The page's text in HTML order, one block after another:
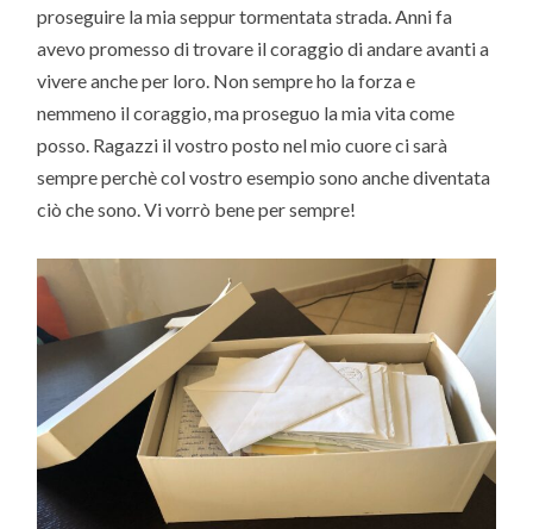
proseguire la mia seppur tormentata strada. Anni fa
avevo promesso di trovare il coraggio di andare avanti a
vivere anche per loro. Non sempre ho la forza e
nemmeno il coraggio, ma proseguo la mia vita come
posso. Ragazzi il vostro posto nel mio cuore ci sarà
sempre perchè col vostro esempio sono anche diventata
ciò che sono. Vi vorrò bene per sempre!